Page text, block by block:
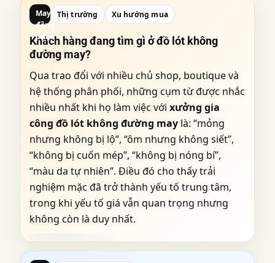
May
đồng
phục
Thị trường Xu hướng mua
Khách hàng đang tìm gì ở đồ lót không
đường may?
Qua trao đổi với nhiều chủ shop, boutique và
hệ thống phân phối, những cụm từ được nhắc
nhiều nhất khi họ làm việc với xưởng gia
công đồ lót không đường may là: “mỏng
nhưng không bị lộ”, “ôm nhưng không siết”,
“không bị cuốn mép”, “không bị nóng bí”,
“màu da tự nhiên”. Điều đó cho thấy trải
nghiệm mặc đã trở thành yếu tố trung tâm,
trong khi yếu tố giá vẫn quan trọng nhưng
không còn là duy nhất.